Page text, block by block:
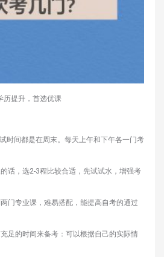
历提升，首选优课
时间都是在周末。每天上午和下午各一门考
话，选2-3程比较合适，先试试水，增强考
门专业课，难易搭配，能提高自考的通过
足的时间来备考：可以根据自己的实际情